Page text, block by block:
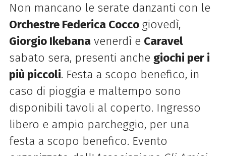
Non mancano le serate danzanti con le
Orchestre Federica Cocco giovedì,
Giorgio Ikebanavenerdì e Caravel
sabato sera, presenti anche giochi per i
più piccoli. Festa a scopo benefico, in
caso di pioggia e maltempo sono
disponibili tavoli al coperto. Ingresso
libero e ampio parcheggio, per una
festa a scopo benefico. Evento